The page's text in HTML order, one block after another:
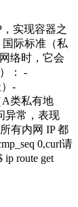
实现容器之
国际标准（私
络时，它会
： -
）-
A类私有地
异常，表现
有内网 IP 都
0,curl请
route get